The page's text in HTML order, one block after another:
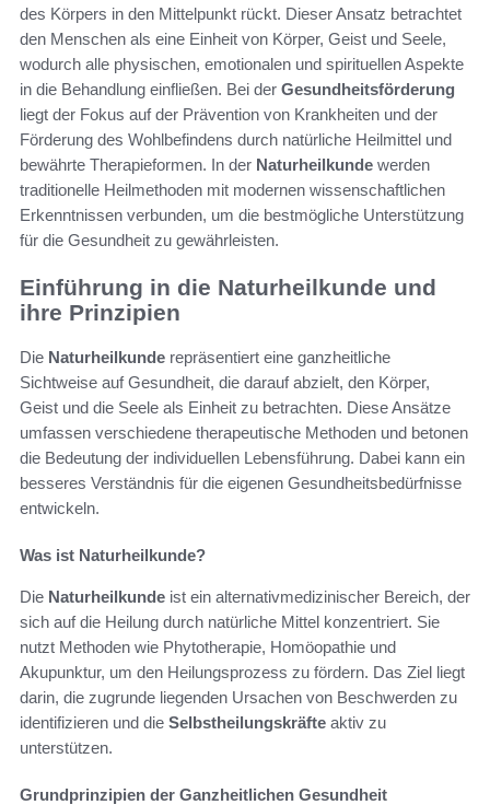
des Körpers in den Mittelpunkt rückt. Dieser Ansatz betrachtet
den Menschen als eine Einheit von Körper, Geist und Seele,
wodurch alle physischen, emotionalen und spirituellen Aspekte
in die Behandlung einfließen. Bei der Gesundheitsförderung
liegt der Fokus auf der Prävention von Krankheiten und der
Förderung des Wohlbefindens durch natürliche Heilmittel und
bewährte Therapieformen. In der Naturheilkunde werden
traditionelle Heilmethoden mit modernen wissenschaftlichen
Erkenntnissen verbunden, um die bestmögliche Unterstützung
für die Gesundheit zu gewährleisten.
Einführung in die Naturheilkunde und
ihre Prinzipien
Die Naturheilkunde repräsentiert eine ganzheitliche
Sichtweise auf Gesundheit, die darauf abzielt, den Körper,
Geist und die Seele als Einheit zu betrachten. Diese Ansätze
umfassen verschiedene therapeutische Methoden und betonen
die Bedeutung der individuellen Lebensführung. Dabei kann ein
besseres Verständnis für die eigenen Gesundheitsbedürfnisse
entwickeln.
Was ist Naturheilkunde?
Die Naturheilkunde ist ein alternativmedizinischer Bereich, der
sich auf die Heilung durch natürliche Mittel konzentriert. Sie
nutzt Methoden wie Phytotherapie, Homöopathie und
Akupunktur, um den Heilungsprozess zu fördern. Das Ziel liegt
darin, die zugrunde liegenden Ursachen von Beschwerden zu
identifizieren und die Selbstheilungskräfte aktiv zu
unterstützen.
Grundprinzipien der Ganzheitlichen Gesundheit